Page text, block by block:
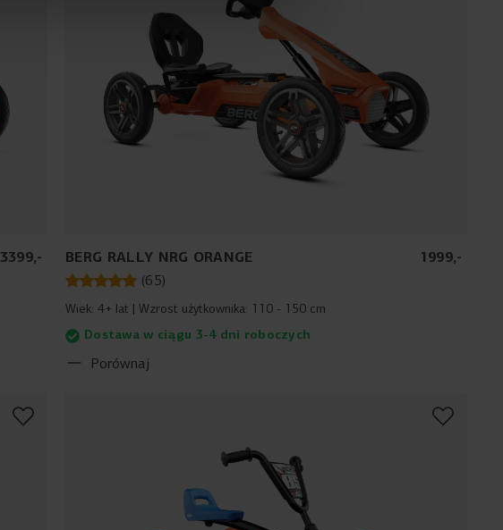
3399,- BERG RALLY NRG ORANGE 1999,-
(65)
Wiek: 4+ lat Wzrost użytkownika: 110 - 150 cm
Dostawa w ciągu 3-4 dni roboczych
Porównaj